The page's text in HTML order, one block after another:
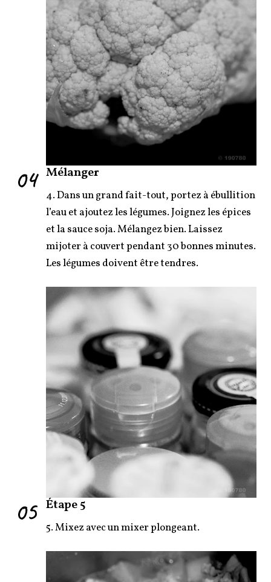
04 Mélanger
4. Dans un grand fait-tout, portez à ébullition
l’eau et ajoutez les légumes. Joignez les épices
et la sauce soja. Mélangez bien. Laissez
mijoter à couvert pendant 30 bonnes minutes.
Les légumes doivent être tendres.
05 Étape 5
5. Mixez avec un mixer plongeant.